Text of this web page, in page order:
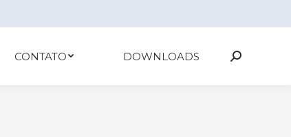
CONTATO DOWNLOADS Search: